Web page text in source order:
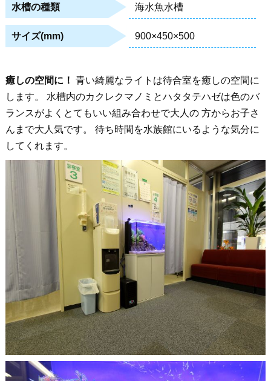
水槽の種類 海水魚水槽
サイズ(mm) 900×450×500
癒しの空間に！ 青い綺麗なライトは待合室を癒しの空間に
します。 水槽内のカクレクマノミとハタタテハゼは色のバ
ランスがよくとてもいい組み合わせで大人の 方からお子さ
んまで大人気です。 待ち時間を水族館にいるような気分に
してくれます。